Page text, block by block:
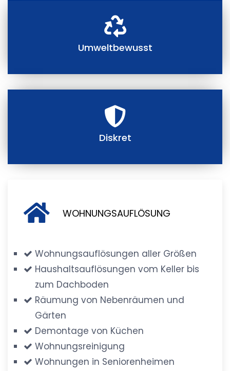
Umweltbewusst
Diskret
WOHNUNGSAUFLÖSUNG
Wohnungsauflösungen aller Größen
Haushaltsauflösungen vom Keller bis
zum Dachboden
Räumung von Nebenräumen und
Gärten
Demontage von Küchen
Wohnungsreinigung
Wohnungen in Seniorenheimen